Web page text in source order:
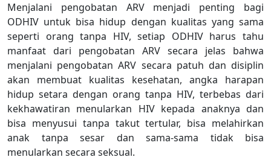
Menjalani pengobatan ARV menjadi penting bagi
ODHIV untuk bisa hidup dengan kualitas yang sama
seperti orang tanpa HIV, setiap ODHIV harus tahu
manfaat dari pengobatan ARV secara jelas bahwa
menjalani pengobatan ARV secara patuh dan disiplin
akan membuat kualitas kesehatan, angka harapan
hidup setara dengan orang tanpa HIV, terbebas dari
kekhawatiran menularkan HIV kepada anaknya dan
bisa menyusui tanpa takut tertular, bisa melahirkan
anak tanpa sesar dan sama-sama tidak bisa
menularkan secara seksual.